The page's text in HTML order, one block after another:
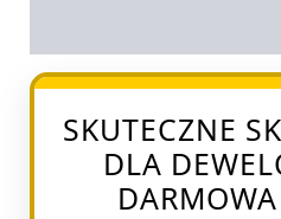
SKUTECZNE
DLA